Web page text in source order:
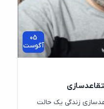
05
آگوست
زندگی یک حالت